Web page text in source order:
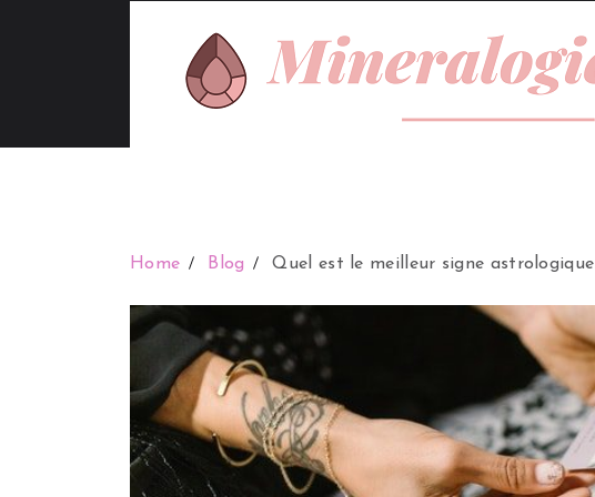
Home Blog Quel est le meilleur signe astrologique